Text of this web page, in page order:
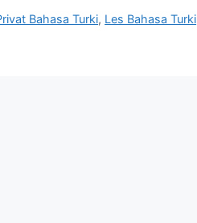
Bahasa Turki, Les Bahasa Turki